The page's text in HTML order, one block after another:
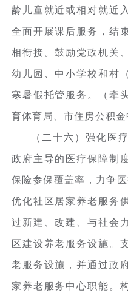
龄儿童就近或相对就近
全面开展课后服务，结
相衔接。鼓励党政机关
幼儿园、中小学校和村
寒暑假托管服务。（牵
育体育局、市住房公积金
（二十六）强化医
政府主导的医疗保障制
保险参保覆盖率，力争
优化社区居家养老服务
过新建、改建、与社会
区建设养老服务设施。
老服务设施，并通过政
家养老服务中心职能。